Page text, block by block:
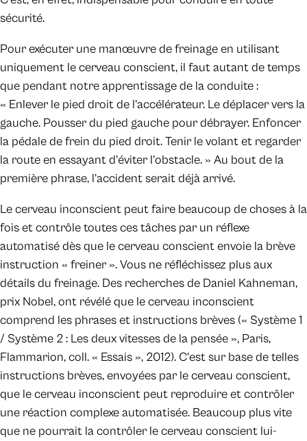
sécurité.
Pour exécuter une manœuvre de freinage en utilisant
uniquement le cerveau conscient, il faut autant de temps
que pendant notre apprentissage de la conduite :
« Enlever le pied droit de l’accélérateur. Le déplacer vers la
gauche. Pousser du pied gauche pour débrayer. Enfoncer
la pédale de frein du pied droit. Tenir le volant et regarder
la route en essayant d’éviter l’obstacle. » Au bout de la
première phrase, l’accident serait déjà arrivé.
Le cerveau inconscient peut faire beaucoup de choses à la
fois et contrôle toutes ces tâches par un réflexe
automatisé dès que le cerveau conscient envoie la brève
instruction « freiner ». Vous ne réfléchissez plus aux
détails du freinage. Des recherches de Daniel Kahneman,
prix Nobel, ont révélé que le cerveau inconscient
comprend les phrases et instructions brèves (« Système 1
/ Système 2 : Les deux vitesses de la pensée », Paris,
Flammarion, coll. « Essais », 2012). C’est sur base de telles
instructions brèves, envoyées par le cerveau conscient,
que le cerveau inconscient peut reproduire et contrôler
une réaction complexe automatisée. Beaucoup plus vite
que ne pourrait la contrôler le cerveau conscient lui-